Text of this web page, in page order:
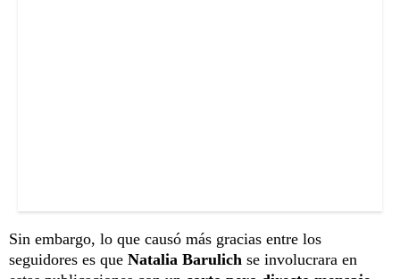
Sin embargo, lo que causó más gracias entre los
seguidores es que Natalia Barulich se involucrara en